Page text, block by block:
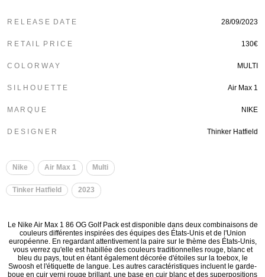
R E L E A S E D A T E 28/09/2023
R E T A I L P R I C E 130€
C O L O R W A Y MULTI
S I L H O U E T T E Air Max 1
M A R Q U E NIKE
D E S I G N E R Thinker Hatfield
Nike Air Max 1 Multi
Tinker Hatfield 2023
Le Nike Air Max 1 86 OG Golf Pack est disponible dans deux combinaisons de
couleurs différentes inspirées des équipes des États-Unis et de l'Union
européenne. En regardant attentivement la paire sur le thème des États-Unis,
vous verrez qu'elle est habillée des couleurs traditionnelles rouge, blanc et
bleu du pays, tout en étant également décorée d'étoiles sur la toebox, le
Swoosh et l'étiquette de langue. Les autres caractéristiques incluent le garde-
boue en cuir verni rouge brillant, une base en cuir blanc et des superpositions